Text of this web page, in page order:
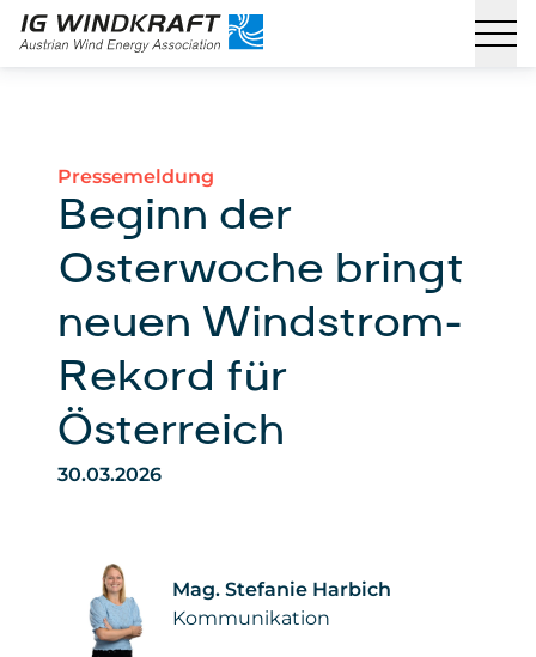
Pressemeldung
Beginn der
Osterwoche bringt
neuen Windstrom-
Rekord für
Österreich
30.03.2026
Mag. Stefanie Harbich
Kommunikation